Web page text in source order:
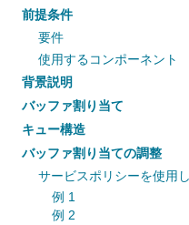
前提条件
要件
使用するコンポーネント
背景説明
バッファ割り当て
キュー構造
バッファ割り当ての調整
サービスポリシーを使用
例 1
例 2